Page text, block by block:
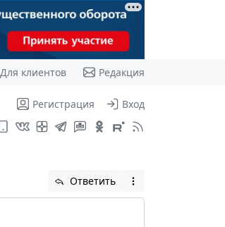
Для клиентов Редакция
Регистрация Вход
Ответить